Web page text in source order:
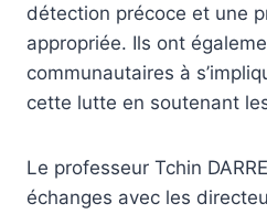
détection précoce et une
appropriée. Ils ont
communautaires à
cette lutte en soutenant
Le professeur Tchin
échanges avec les